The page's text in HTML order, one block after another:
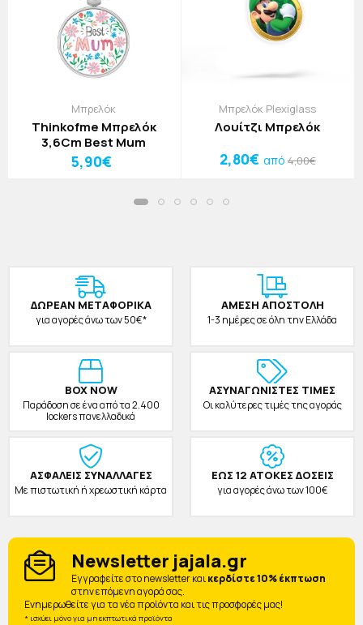
Μπρελόκ
Thinkofme Μπρελόκ
3,6Cm Best Mum
5,90€
Μπρελόκ Plexiglass
Λουίτζι Μπρελόκ
2,80€ από 4,00€
ΔΩΡΕAΝ ΜΕΤΑΦΟΡΙΚΑ
για αγορές άνω των 50€*
ΑΜΕΣΗ ΑΠΟΣΤΟΛΗ
1-3 ημέρες σε όλη την Ελλάδα
BOX NOW
Παράδοση σε ένα από τα 2.400
lockers πανελλαδικά
ΑΣΥΝΑΓΩΝΙΣΤΕΣ ΤΙΜΕΣ
Οι καλύτερες τιμές της αγοράς
ΑΣΦΑΛΕΙΣ ΣΥΝΑΛΛΑΓΕΣ
Με πιστωτική ή χρεωστική κάρτα
ΕΩΣ 12 ΑΤΟΚΕΣ ΔΟΣΕΙΣ
για αγορές άνω των 100€
Newsletter jajala.gr
Eγγραφείτε στο newsletter καικερδίστε 10% έκπτωση
στην επόμενη αγορά σας.
Ενημερωθείτε για τα νέα προϊόντα και τις προσφορές μας!
* ισχύει μόνο για μη εκπτωτικά προϊόντα